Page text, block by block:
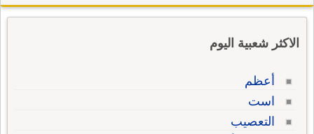
الاكثر شعبية اليوم
أعظم
است
التعصيب